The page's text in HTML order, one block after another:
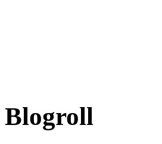
Blogroll